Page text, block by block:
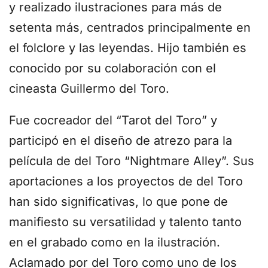
y realizado ilustraciones para más de
setenta más, centrados principalmente en
el folclore y las leyendas. Hijo también es
conocido por su colaboración con el
cineasta Guillermo del Toro.
Fue cocreador del “Tarot del Toro” y
participó en el diseño de atrezo para la
película de del Toro “Nightmare Alley”. Sus
aportaciones a los proyectos de del Toro
han sido significativas, lo que pone de
manifiesto su versatilidad y talento tanto
en el grabado como en la ilustración.
Aclamado por del Toro como uno de los